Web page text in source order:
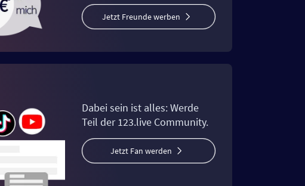
Jetzt Freunde werben
Dabei sein ist alles: Werde
Teil der 123.live Community.
Jetzt Fan werden